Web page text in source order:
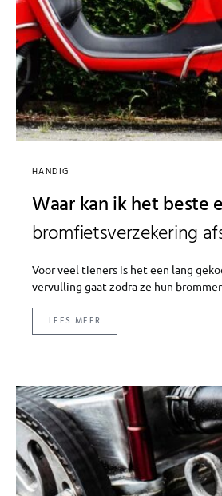
HANDIG
Waar kan ik het beste
bromfietsverzekering
Voor veel tieners is het een lang
vervulling gaat zodra ze hun
LEES MEER